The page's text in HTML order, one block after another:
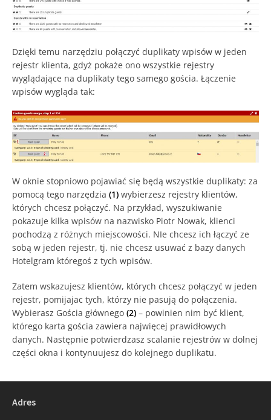
Dzięki temu narzędziu połączyć duplikaty wpisów w jeden
rejestr klienta, gdyż pokaże ono wszystkie rejestry
wyglądające na duplikaty tego samego gościa. Łączenie
wpisów wygląda tak:
W oknie stopniowo pojawiać się będą wszystkie duplikaty: za
pomocą tego narzędzia (1) wybierzesz rejestry klientów,
których chcesz połączyć. Na przykład, wyszukiwanie
pokazuje kilka wpisów na nazwisko Piotr Nowak, klienci
pochodzą z różnych miejscowości. NIe chcesz ich łączyć ze
sobą w jeden rejestr, tj. nie chcesz usuwać z bazy danych
Hotelgram któregoś z tych wpisów.
Zatem wskazujesz klientów, których chcesz połączyć w jeden
rejestr, pomijajac tych, którzy nie pasują do połączenia.
Wybierasz Gościa głównego (2) – powinien nim być klient,
którego karta gościa zawiera najwięcej prawidłowych
danych. Następnie potwierdzasz scalanie rejestrów w dolnej
części okna i kontynuujesz do kolejnego duplikatu.
Adres